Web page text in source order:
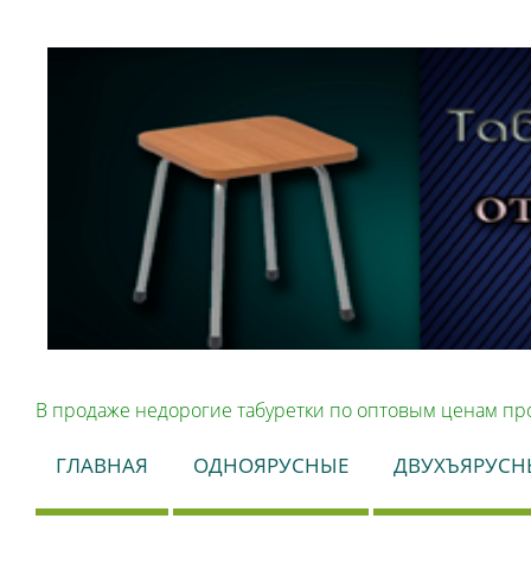
В продаже недорогие табуретки по оптовым ценам
ГЛАВНАЯ ОДНОЯРУСНЫЕ